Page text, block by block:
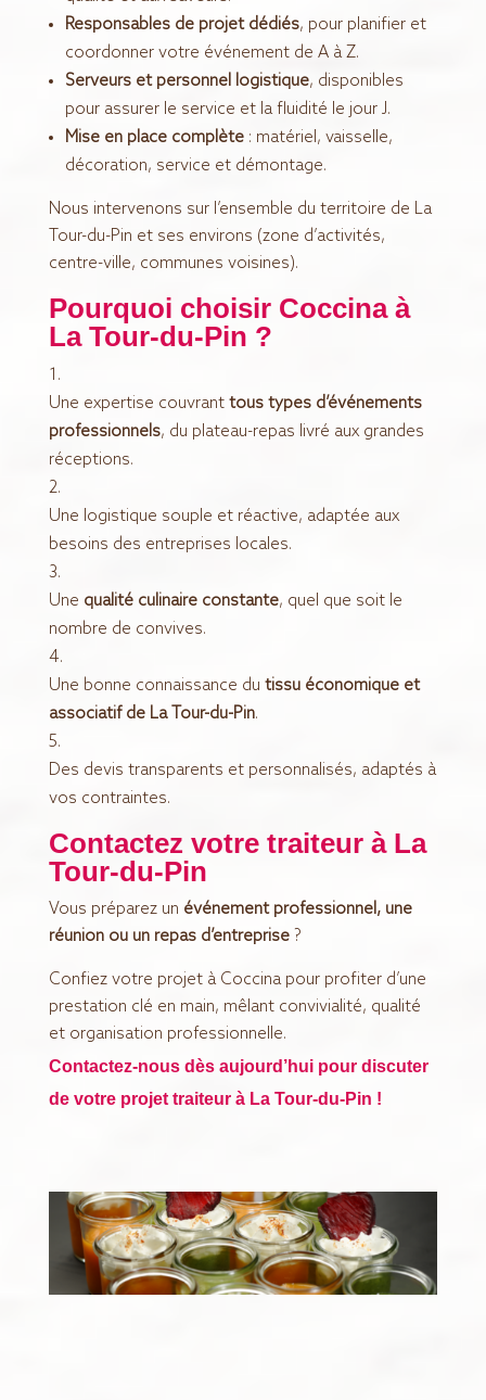
Responsables de projet dédiés, pour planifier et
coordonner votre événement de A à Z.
Serveurs et personnel logistique, disponibles
pour assurer le service et la fluidité le jour J.
Mise en place complète: matériel, vaisselle,
décoration, service et démontage.
Nous intervenons sur l’ensemble du territoire de La
Tour-du-Pin et ses environs (zone d’activités,
centre-ville, communes voisines).
Pourquoi choisir Coccina à
La Tour-du-Pin ?
Une expertise couvrant tous types d’événements
professionnels, du plateau-repas livré aux grandes
réceptions.
Une logistique souple et réactive, adaptée aux
besoins des entreprises locales.
Une qualité culinaire constante, quel que soit le
nombre de convives.
Une bonne connaissance du tissu économique et
associatif de La Tour-du-Pin.
Des devis transparents et personnalisés, adaptés à
vos contraintes.
Contactez votre traiteur à La
Tour-du-Pin
Vous préparez un événement professionnel, une
réunion ou un repas d’entreprise?
Confiez votre projet à Coccina pour profiter d’une
prestation clé en main, mêlant convivialité, qualité
et organisation professionnelle.
Contactez-nous dès aujourd’hui pour discuter
de votre projet traiteur à La Tour-du-Pin !